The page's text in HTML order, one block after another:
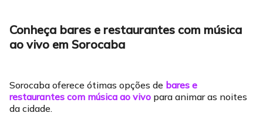
Conheça bares e restaurantes com música
ao vivo em Sorocaba
Sorocaba oferece ótimas opções de bares e
restaurantes com música ao vivo para animar as noites
da cidade.